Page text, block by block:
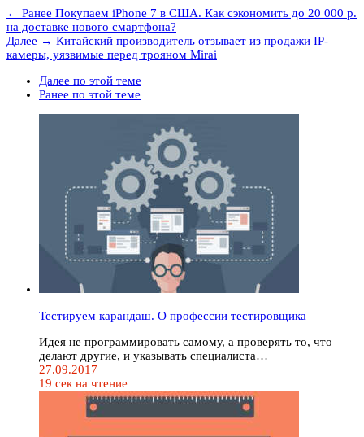
← Ранее Покупаем iPhone 7 в США. Как сэкономить до 20 000 р.
на доставке нового смартфона?
Далее → Китайский производитель отзывает из продажи IP-
камеры, уязвимые перед трояном Mirai
Далее по этой теме
Ранее по этой теме
Тестируем карандаш. О профессии тестировщика
Идея не программировать самому, а проверять то, что
делают другие, и указывать специалиста…
27.09.2017
19 сек на чтение